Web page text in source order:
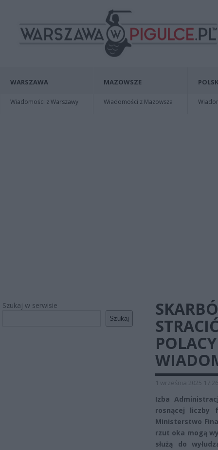
WARSZAWA
Wiadomości z Warszawy
MAZOWSZE
Wiadomości z Mazowsza
Szukaj w serwisie
Szukaj
1 września 2025 17:26
Izba
rosnącej liczby
Ministerstwo
rzut oka mogą
służą do